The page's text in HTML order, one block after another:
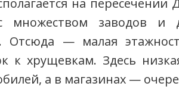
заводов и
Отсюда — малая
к хрущевкам. Здесь
а в магазинах —